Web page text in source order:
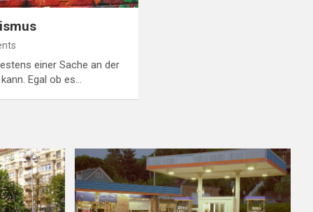
einer Sache an der
Egal ob es…